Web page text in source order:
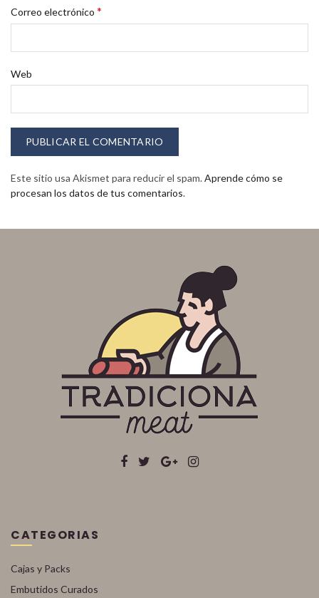
Correo electrónico *
Web
Este sitio usa Akismet para reducir el spam.Aprende cómo se
procesan los datos de tus comentarios.
CATEGORIAS
Cajas y Packs
Embutidos Curados